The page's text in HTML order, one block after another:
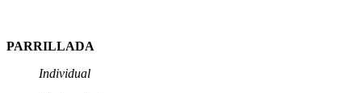
PARRILLADA
Individual